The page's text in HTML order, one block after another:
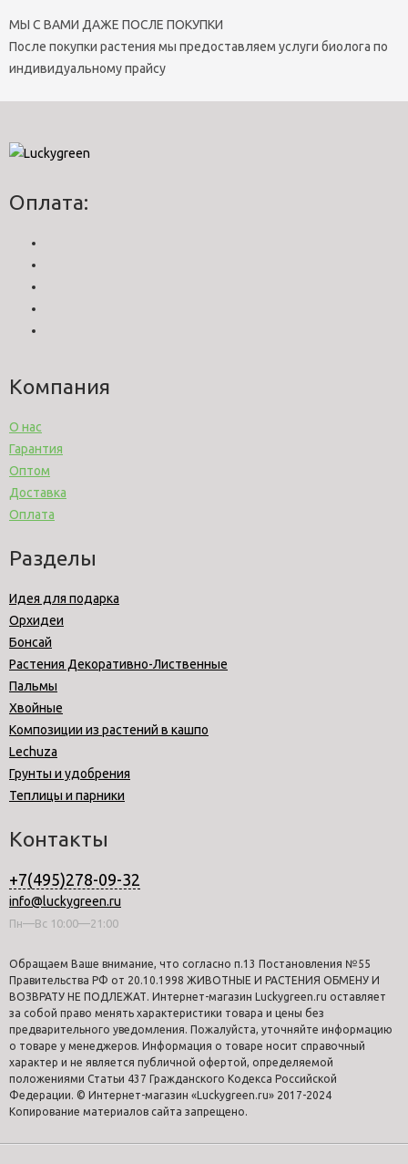
МЫ С ВАМИ ДАЖЕ ПОСЛЕ ПОКУПКИ
После покупки растения мы предоставляем услуги биолога по
индивидуальному прайсу
Оплата:
Компания
О нас
Гарантия
Оптом
Доставка
Оплата
Разделы
Идея для подарка
Орхидеи
Бонсай
Растения Декоративно-Лиственные
Пальмы
Хвойные
Композиции из растений в кашпо
Lechuza
Грунты и удобрения
Теплицы и парники
Контакты
+7(495)278-09-32
info@luckygreen.ru
Пн—Вс 10:00—21:00
Обращаем Ваше внимание, что согласно п.13 Постановления №55
Правительства РФ от 20.10.1998 ЖИВОТНЫЕ И РАСТЕНИЯ ОБМЕНУ И
ВОЗВРАТУ НЕ ПОДЛЕЖАТ. Интернет-магазин Luckygreen.ru оставляет
за собой право менять характеристики товара и цены без
предварительного уведомления. Пожалуйста, уточняйте информацию
о товаре у менеджеров. Информация о товаре носит справочный
характер и не является публичной офертой, определяемой
положениями Статьи 437 Гражданского Кодекса Российской
Федерации. © Интернет-магазин «Luckygreen.ru» 2017-2024
Копирование материалов сайта запрещено.